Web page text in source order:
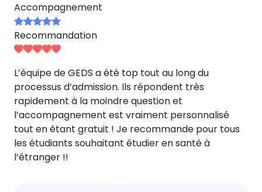
Accompagnement
Recommandation
L’équipe de GEDS a été top tout au long du
processus d’admission. Ils répondent très
rapidement à la moindre question et
l’accompagnement est vraiment personnalisé
tout en étant gratuit ! Je recommande pour tous
les étudiants souhaitant étudier en santé à
l’étranger !!